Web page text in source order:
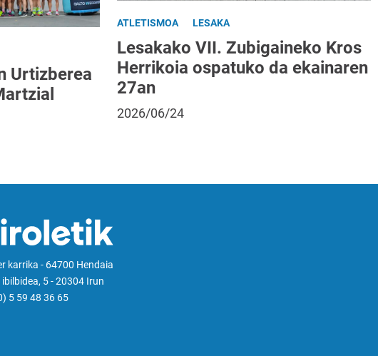
Urtizberea
ATLETISMOA LESAKA
Lesakako VII. Zubigaineko Kros
Herrikoia ospatuko da ekainaren
27an
2026/06/24
karrika - 64700 Hendaia
5 - 20304 Irun
5 59 48 36 65